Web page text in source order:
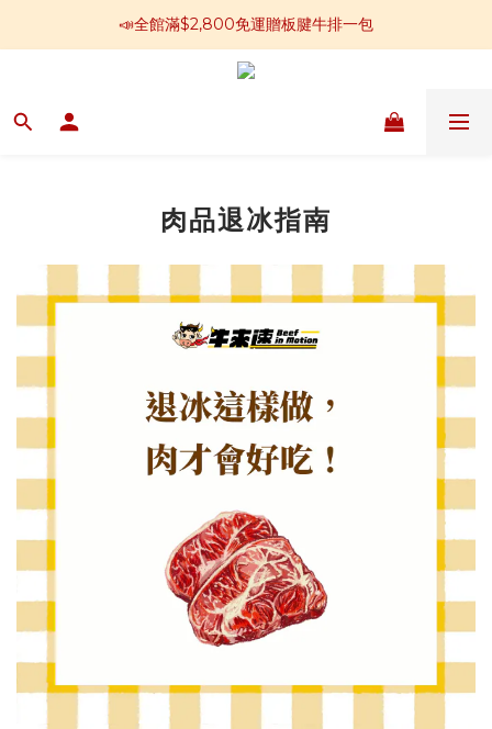
📣全館滿$2,800免運贈板腱牛排一包
📣全館滿$2,800免運贈板腱牛排一包
回傳好評可再領購物金100
肉品退冰指南